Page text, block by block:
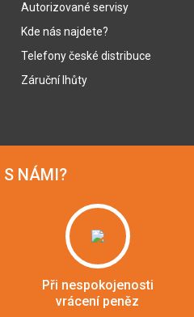
Autorizované servisy
Kde nás najdete?
Telefony české distribuce
Záruční lhůty
S NÁMI?
Při nespokojenosti
vrácení peněz